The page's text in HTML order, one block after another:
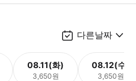
다른날짜
08.11(화)
3,650원
08.12(수)
3,650원